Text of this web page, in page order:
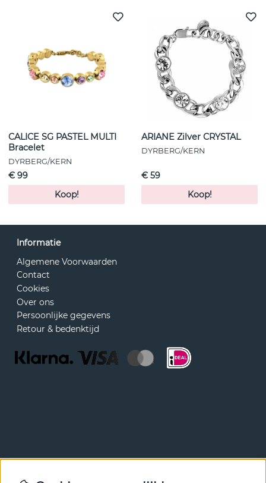
CALICE SG PASTEL MULTI
Bracelet
DYRBERG/KERN
€ 99
Koop!
ARIANE Zilver CRYSTAL
DYRBERG/KERN
€ 59
Koop!
Informatie
Algemene Voorwaarden
Contact
Cookies
Over ons
Persoonlijke gegevens
Retour & bedenktijd